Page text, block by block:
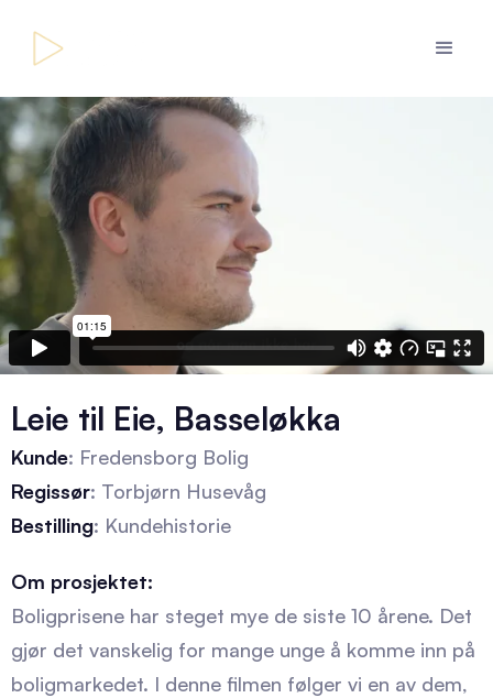
Leie til Eie, Basseløkka
Kunde: Fredensborg Bolig
Regissør: Torbjørn Husevåg
Bestilling: Kundehistorie
Om prosjektet:
Boligprisene har steget mye de siste 10 årene. Det
gjør det vanskelig for mange unge å komme inn på
boligmarkedet. I denne filmen følger vi en av dem,